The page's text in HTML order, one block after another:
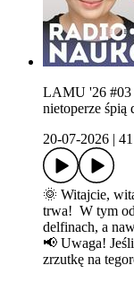
LAMU '26 #03
nietoperze śpią
20-07-2026
🌞 Witajcie,
trwa! W tym
delfinach, a
📢 Uwaga!
zrzutkę na